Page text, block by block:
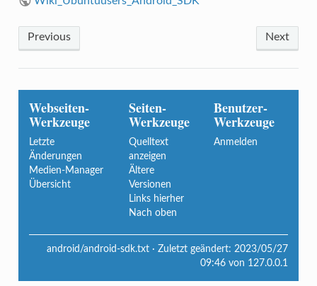
Previous Next
Webseiten-
Werkzeuge
Letzte
Änderungen
Medien-Manager
Übersicht
Seiten-
Werkzeuge
Quelltext
anzeigen
Ältere
Versionen
Links hierher
Nach oben
Benutzer-
Werkzeuge
Anmelden
android/android-sdk.txt · Zuletzt geändert: 2023/05/27
09:46 von 127.0.0.1